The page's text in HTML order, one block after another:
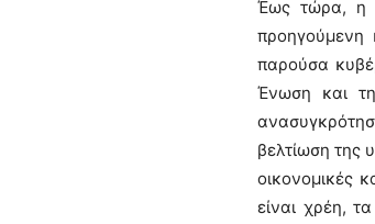
Έως τώρα, η
προηγούμενη
παρούσα
Ένωση και
βελτίωση της
οικονομικές
είναι χρέη,